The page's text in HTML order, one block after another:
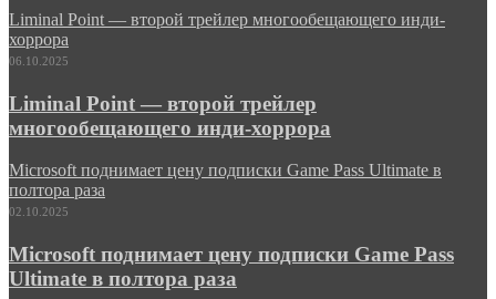
Liminal Point — второй трейлер многообещающего инди-
хоррора
06.10.2025
Liminal Point — второй трейлер
многообещающего инди-хоррора
Microsoft поднимает цену подписки Game Pass Ultimate в
полтора раза
02.10.2025
Microsoft поднимает цену подписки Game Pass
Ultimate в полтора раза